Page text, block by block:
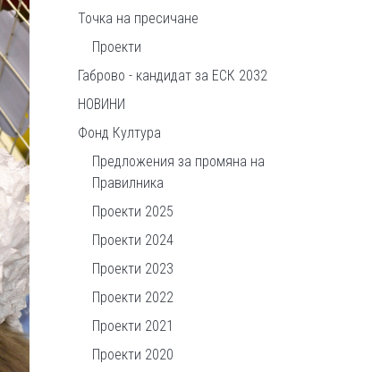
Точка на пресичане
Проекти
Габрово - кандидат за ЕСК 2032
НОВИНИ
Фонд Култура
Предложения за промяна на
Правилника
Проекти 2025
Проекти 2024
Проекти 2023
Проекти 2022
Проекти 2021
Проекти 2020